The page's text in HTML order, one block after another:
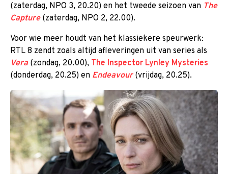
(zaterdag, NPO 3, 20.20) en het tweede seizoen van The
Capture(zaterdag, NPO 2, 22.00).
Voor wie meer houdt van het klassiekere speurwerk:
RTL 8 zendt zoals altijd afleveringen uit van series als
Vera(zondag, 20.00), The Inspector Lynley Mysteries
(donderdag, 20.25) en Endeavour(vrijdag, 20.25).